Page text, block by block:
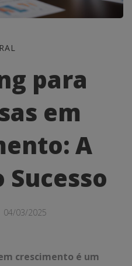
para
em
A
Sucesso
04/03/2025
crescimento é um